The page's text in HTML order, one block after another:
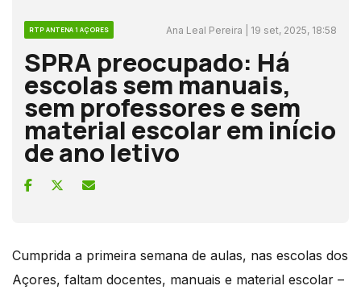
RTP ANTENA 1 AÇORES Ana Leal Pereira | 19 set, 2025, 18:58
SPRA preocupado: Há
escolas sem manuais,
sem professores e sem
material escolar em início
de ano letivo
Cumprida a primeira semana de aulas, nas escolas dos
Açores, faltam docentes, manuais e material escolar –